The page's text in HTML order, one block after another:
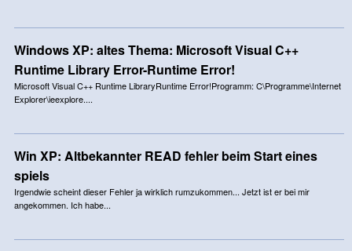
Windows XP: altes Thema: Microsoft Visual C++
Runtime Library Error-Runtime Error!
Microsoft Visual C++ Runtime LibraryRuntime Error!Programm: C\Programme\Internet
Explorer\ieexplore....
Win XP: Altbekannter READ fehler beim Start eines
spiels
Irgendwie scheint dieser Fehler ja wirklich rumzukommen... Jetzt ist er bei mir
angekommen. Ich habe...